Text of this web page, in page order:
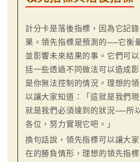
計分卡是落後指標，因為它記
果。領先指標是預測的──它衡
並影響未來結果的事。它們可
括一些透過不同做法可以造成
是你無法控制的情況。理想的
以讓大家知道：「這就是我們
就是我們必須達到的狀況──所
各位，努力實現它吧。」
換句話說，領先指標可以讓大
在的勝負情形，理想的領先指標